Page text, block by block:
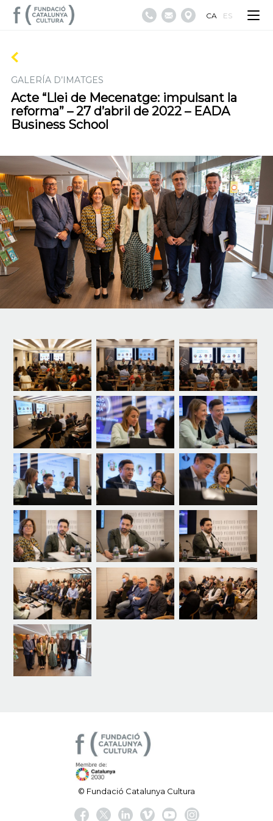
CA ES
GALERÍA D’IMATGES
Acte “Llei de Mecenatge: impulsant la
reforma” – 27 d’abril de 2022 – EADA
Business School
© Fundació Catalunya Cultura